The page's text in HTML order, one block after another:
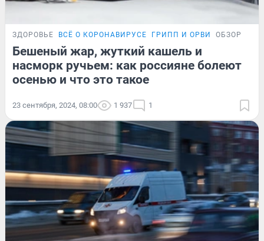
ЗДОРОВЬЕ ВСЁ О КОРОНАВИРУСЕ ГРИПП И ОРВИ ОБЗОР
Бешеный жар, жуткий кашель и
насморк ручьем: как россияне болеют
осенью и что это такое
23 сентября, 2024, 08:00 1 937 1